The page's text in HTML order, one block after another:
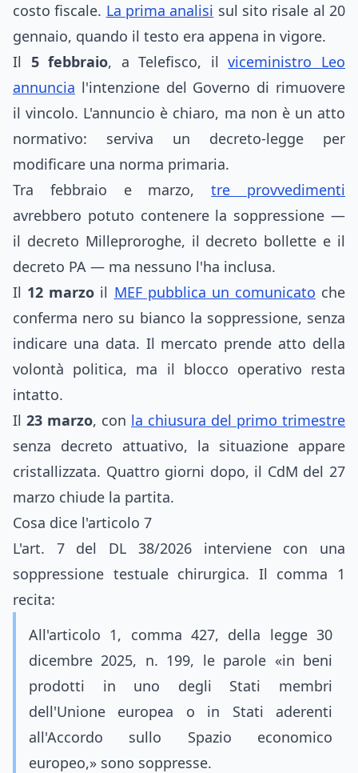
costo fiscale. La prima analisi sul sito risale al 20
gennaio, quando il testo era appena in vigore.
Il 5 febbraio, a Telefisco, ilviceministro Leo
annuncia l'intenzione del Governo di rimuovere
il vincolo. L'annuncio è chiaro, ma non è un atto
normativo: serviva un decreto-legge per
modificare una norma primaria.
Tra febbraio e marzo,tre provvedimenti
avrebbero potuto contenere la soppressione —
il decreto Milleproroghe, il decreto bollette e il
decreto PA — ma nessuno l'ha inclusa.
Il 12 marzo il MEF pubblica un comunicato che
conferma nero su bianco la soppressione, senza
indicare una data. Il mercato prende atto della
volontà politica, ma il blocco operativo resta
intatto.
Il 23 marzo, con la chiusura del primo trimestre
senza decreto attuativo, la situazione appare
cristallizzata. Quattro giorni dopo, il CdM del 27
marzo chiude la partita.
Cosa dice l'articolo 7
L'art. 7 del DL 38/2026 interviene con una
soppressione testuale chirurgica. Il comma 1
recita:
All'articolo 1, comma 427, della legge 30
dicembre 2025, n. 199, le parole «in beni
prodotti in uno degli Stati membri
dell'Unione europea o in Stati aderenti
all'Accordo sullo Spazio economico
europeo,» sono soppresse.